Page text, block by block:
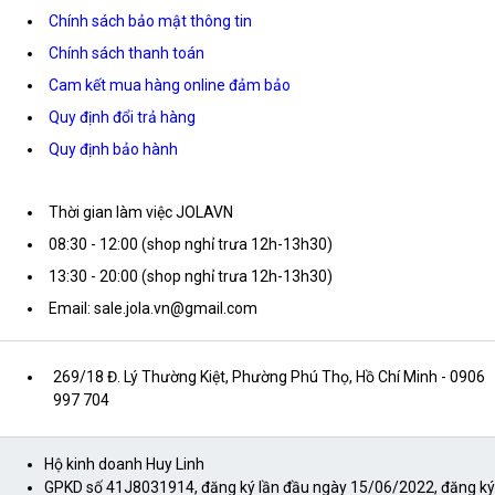
Chính sách bảo mật thông tin
Chính sách thanh toán
Cam kết mua hàng online đảm bảo
Quy định đổi trả hàng
Quy định bảo hành
Thời gian làm việc JOLAVN
08:30 - 12:00 (shop nghỉ trưa 12h-13h30)
13:30 - 20:00 (shop nghỉ trưa 12h-13h30)
Email: sale.jola.vn@gmail.com
269/18 Đ. Lý Thường Kiệt, Phường Phú Thọ, Hồ Chí Minh - 0906
997 704
Hộ kinh doanh Huy Linh
GPKD số 41J8031914, đăng ký lần đầu ngày 15/06/2022, đăng ký